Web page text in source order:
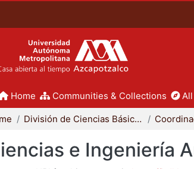
Home Communities & Collections
División de Ciencias Básicas e Ingeniería
e Ingeniería